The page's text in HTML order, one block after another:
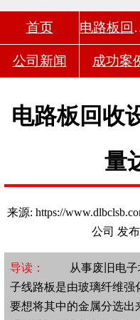
首页 电
公司新闻 成功案
电路板回收
量
来源: https://
公司 发
导读：
从事废旧电子
子线路板是由玻璃纤维强
要想将其中的金属分选